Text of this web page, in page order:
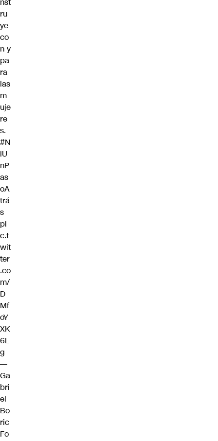
ru
ye
co
n y
pa
ra
las
m
uje
re
s.
#N
iU
nP
as
oA
trá
s
pi
c.t
wit
ter
.co
m/
D
Mf
oY
XK
6L
g
—
Ga
bri
el
Bo
ric
Fo